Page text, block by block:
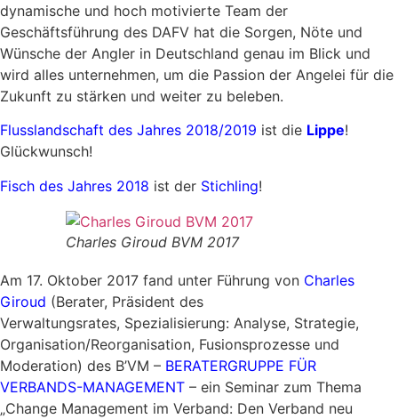
dynamische und hoch motivierte Team der
Geschäftsführung des DAFV hat die Sorgen, Nöte und
Wünsche der Angler in Deutschland genau im Blick und
wird alles unternehmen, um die Passion der Angelei für die
Zukunft zu stärken und weiter zu beleben.
Flusslandschaft des Jahres 2018/2019 ist die Lippe!
Glückwunsch!
Fisch des Jahres 2018 ist der Stichling!
Charles Giroud BVM 2017
Am 17. Oktober 2017 fand unter Führung von Charles
Giroud (Berater, Präsident des
Verwaltungsrates, Spezialisierung: Analyse, Strategie,
Organisation/Reorganisation, Fusionsprozesse und
Moderation) des B’VM – BERATERGRUPPE FÜR
VERBANDS-MANAGEMENT – ein Seminar zum Thema
„Change Management im Verband: Den Verband neu